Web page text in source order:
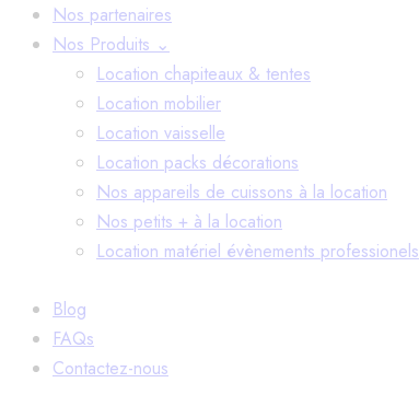
Nos partenaires
Nos Produits ⌄
Location chapiteaux & tentes
Location mobilier
Location vaisselle
Location packs décorations
Nos appareils de cuissons à la location
Nos petits + à la location
Location matériel évènements professionels
Blog
FAQs
Contactez-nous